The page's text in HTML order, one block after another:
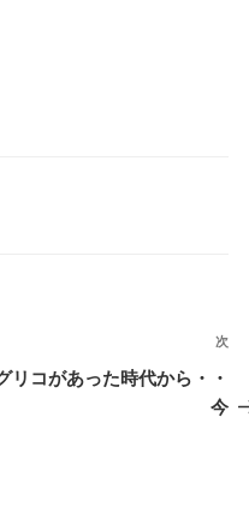
次
投
次
リコがあった時代から・・
今